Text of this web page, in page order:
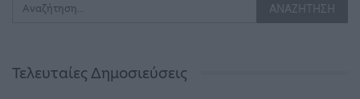
Τελευταίες Δημοσιεύσεις